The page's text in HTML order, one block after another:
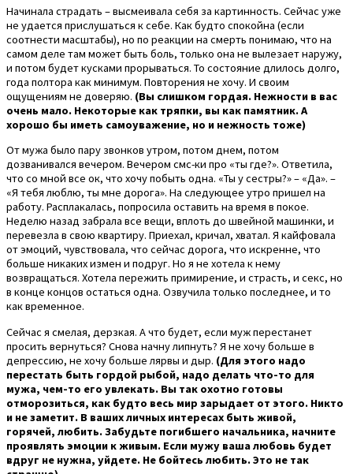
Начинала страдать – высмеивала себя за картинность. Сейчас уже
не удается прислушаться к себе. Как будто спокойна (если
соотнести масштабы), но по реакции на смерть понимаю, что на
самом деле там может быть боль, только она не вылезает наружу,
и потом будет кусками прорываться. То состояние длилось долго,
года полтора как минимум. Повторения не хочу. И своим
ощущениям не доверяю. (Вы слишком гордая. Нежности в вас
очень мало. Некоторые как тряпки, вы как памятник. А
хорошо бы иметь самоуважение, но и нежность тоже)
От мужа было пару звонков утром, потом днем, потом
дозванивался вечером. Вечером смс-ки про «ты где?». Ответила,
что со мной все ок, что хочу побыть одна. «Ты у сестры?» – «Да». –
«Я тебя люблю, ты мне дорога». На следующее утро пришел на
работу. Расплакалась, попросила оставить на время в покое.
Неделю назад забрала все вещи, вплоть до швейной машинки, и
перевезла в свою квартиру. Приехал, кричал, хватал. Я кайфовала
от эмоций, чувствовала, что сейчас дорога, что искренне, что
больше никаких измен и подруг. Но я не хотела к нему
возвращаться. Хотела пережить примирение, и страсть, и секс, но
в конце концов остаться одна. Озвучила только последнее, и то
как временное.
Сейчас я смелая, дерзкая. А что будет, если муж перестанет
просить вернуться? Снова начну липнуть? Я не хочу больше в
депрессию, не хочу больше лярвы и дыр. (Для этого надо
перестать быть гордой рыбой, надо делать что-то для
мужа, чем-то его увлекать. Вы так охотно готовы
отморозиться, как будто весь мир зарыдает от этого. Никто
и не заметит. В ваших личных интересах быть живой,
горячей, любить. Забудьте погибшего начальника, начните
проявлять эмоции к живым. Если мужу ваша любовь будет
вдруг не нужна, уйдете. Не бойтесь любить. Это не так